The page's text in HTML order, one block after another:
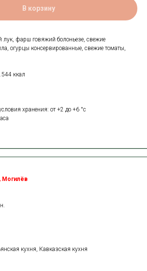
В корзину
лук, фарш говяжий болоньезе, свежие
огурцы консервированные, свежие томаты,
ккал
хранения: от +2 до +6 °с
Могилёв
кухня, Кавказская кухня